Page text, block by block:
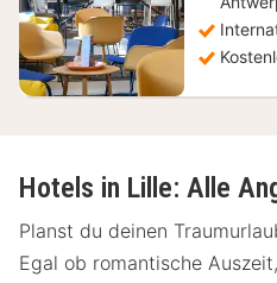
Hotels in Lille: Alle
Planst du deinen
Egal ob romantische